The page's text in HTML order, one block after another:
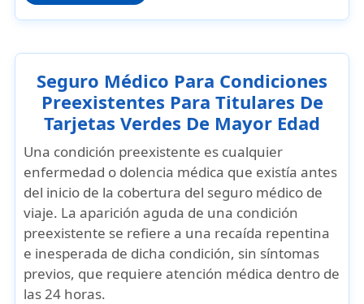
Seguro Médico Para Condiciones
Preexistentes Para Titulares De
Tarjetas Verdes De Mayor Edad
Una condición preexistente es cualquier
enfermedad o dolencia médica que existía antes
del inicio de la cobertura del seguro médico de
viaje. Laaparición aguda de una condición
preexistente se refiere a una recaída repentina
e inesperada de dicha condición, sin síntomas
previos, que requiereatención médica dentro de
las 24 horas.